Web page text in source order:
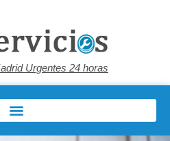
Urgentes 24 horas